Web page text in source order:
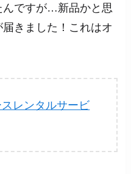
んですが…新品かと思
きました！これはオ
レンタルサービ